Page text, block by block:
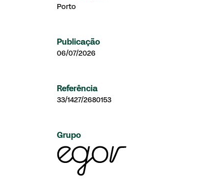
Porto
Publicação
06/07/2026
Referência
33/1427/2680153
Grupo